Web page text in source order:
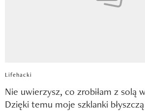
Lifehacki
Nie uwierzysz, co zrobiłam z solą
Dzięki temu moje szklanki